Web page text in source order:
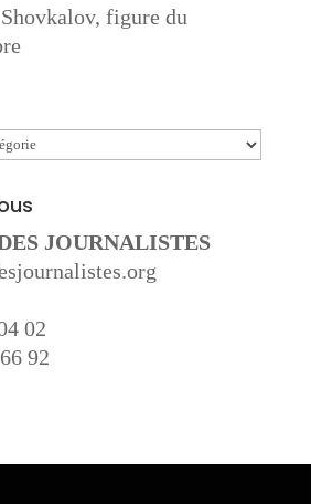
figure du
JOURNALISTES
02
92